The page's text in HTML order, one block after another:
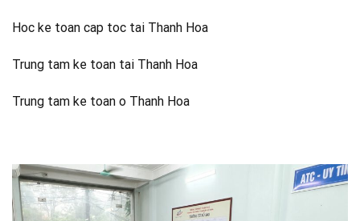
Hoc ke toan cap toc tai Thanh Hoa
Trung tam ke toan tai Thanh Hoa
Trung tam ke toan o Thanh Hoa